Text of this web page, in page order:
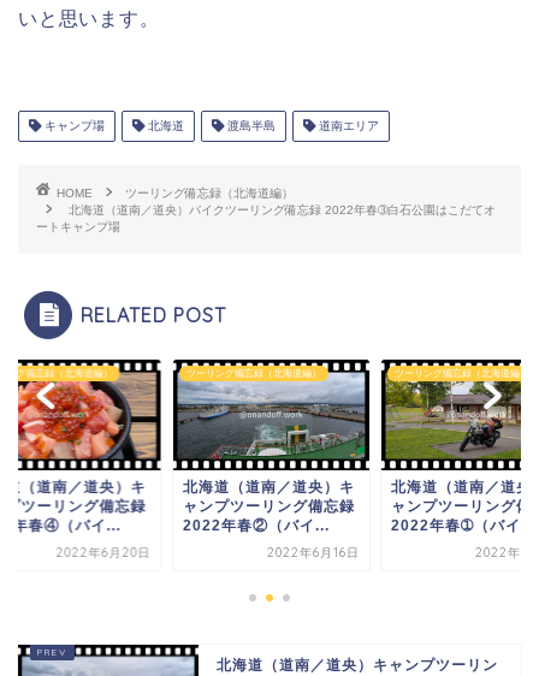
いと思います。
キャンプ場 北海道 渡島半島 道南エリア
HOME
ツーリング備忘録（北海道編）
北海道（道南／道央）バイクツーリング備忘録 2022年春➂白石公園はこだてオ
ートキャンプ場
RELATED POST
ング備忘録（北海道編）
道（道南／道央）キ
プツーリング備忘録
年春④（バイ...
2022年6月20日
ツーリング備忘録（北海道編）
北海道（道南／道央）キ
ャンプツーリング備忘録
2022年春②（バイ...
2022年6月16日
ツーリング備忘録（北海道編）
北海道（道南／道央
ャンプツーリング備
2022年春➀（バイ...
2022年6
北海道（道南／道央）キャンプツーリン